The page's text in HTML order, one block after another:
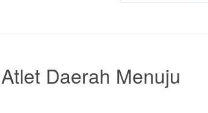
Daerah Menuju